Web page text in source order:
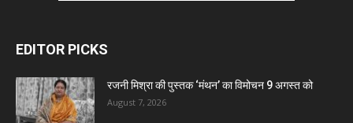
EDITOR PICKS
रजनी मिश्रा की पुस्तक ‘मंथन’ का विमोचन 9 अगस्त को
August 7, 2026